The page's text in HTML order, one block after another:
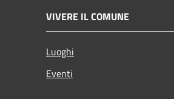
VIVERE IL COMUNE
Luoghi
Eventi